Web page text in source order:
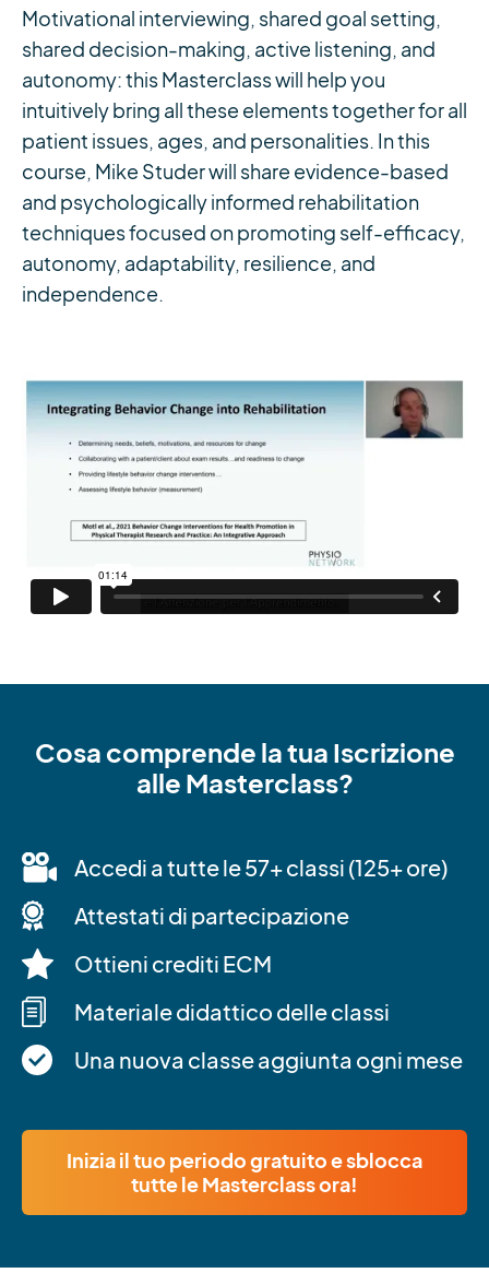
Motivational interviewing, shared goal setting,
shared decision-making, active listening, and
autonomy: this Masterclass will help you
intuitively bring all these elements together for all
patient issues, ages, and personalities. In this
course, Mike Studer will share evidence-based
and psychologically informed rehabilitation
techniques focused on promoting self-efficacy,
autonomy, adaptability, resilience, and
independence.
Cosa comprende la tua Iscrizione
alle Masterclass?
Accedi a tutte le 57+ classi (125+ ore)
Attestati di partecipazione
Ottieni crediti ECM
Materiale didattico delle classi
Una nuova classe aggiunta ogni mese
Inizia il tuo periodo gratuito e sblocca
tutte le Masterclass ora!